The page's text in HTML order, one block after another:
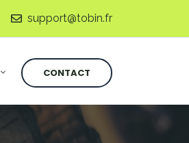
support@tobin.fr
CONTACT